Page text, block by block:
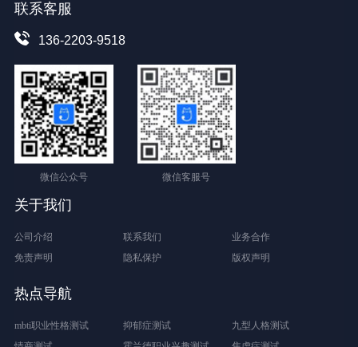
联系客服
136-2203-9518
微信公众号 微信客服号
关于我们
公司介绍 联系我们
业务合作
免责声明
隐私保护 版权声明
热点导航
mbti职业性格测试 抑郁症测试
九型人格测试